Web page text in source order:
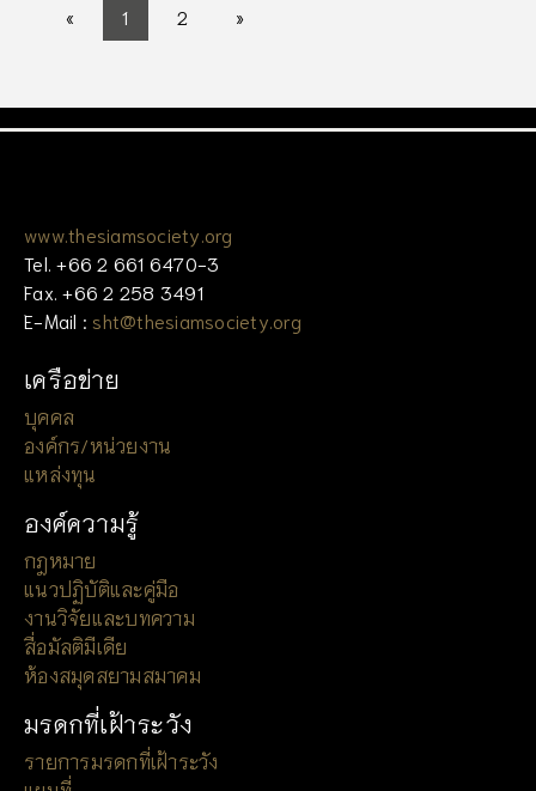
« 1 2 »
www.thesiamsociety.org
Tel. +66 2 661 6470-3
Fax. +66 2 258 3491
E-Mail : sht@thesiamsociety.org
เครือข่าย
บุคคล
องค์กร/หน่วยงาน
แหล่งทุน
องค์ความรู้
กฎหมาย
แนวปฏิบัติและคู่มือ
งานวิจัยและบทความ
สื่อมัลติมีเดีย
ห้องสมุดสยามสมาคม
มรดกที่เฝ้าระวัง
รายการมรดกที่เฝ้าระวัง